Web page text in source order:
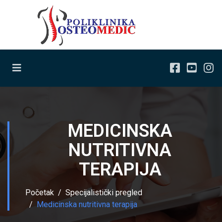
MEDICINSKA
NUTRITIVNA
TERAPIJA
Početak
Specijalistički pregled
Medicinska nutritivna terapija